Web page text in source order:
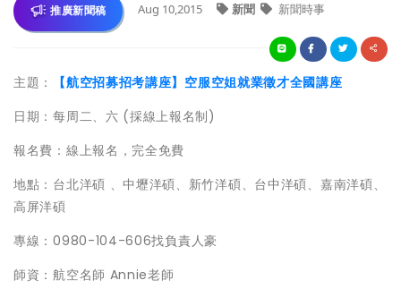
推廣新聞稿 Aug 10,2015 新聞 新聞時事
主題：
【航空招募招考講座】空服空姐就業徵才全國講座
日期：每周二、六 (採線上報名制)
報名費：線上報名，完全免費
地點：台北洋碩 、中壢洋碩、新竹洋碩、台中洋碩、嘉南洋碩、
高屏洋碩
專線：0980-104-606找負責人豪
師資：航空名師 Annie老師